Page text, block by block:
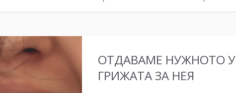
ОТДАВАМЕ НУЖНОТО
ГРИЖАТА ЗА НЕЯ